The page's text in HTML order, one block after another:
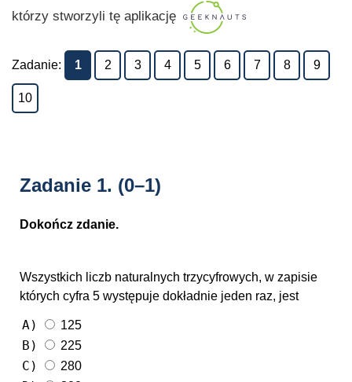
którzy stworzyli tę aplikację
Zadanie: 1 2 3 4 5 6 7 8 9
10
Zadanie 1. (0–1)
Dokończ zdanie.
Wszystkich liczb naturalnych trzycyfrowych, w zapisie
których cyfra 5 występuje dokładnie jeden raz, jest
A) 125
B) 225
C) 280